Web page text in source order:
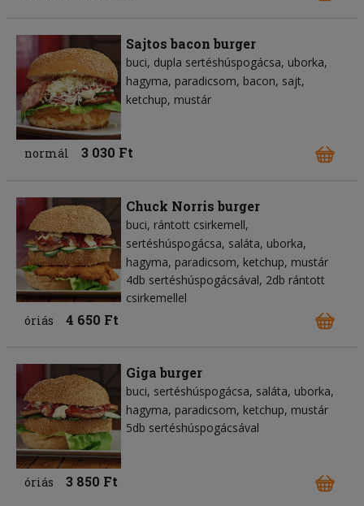
Sajtos bacon burger
buci dupla sertéshúspogácsa uborka
hagyma paradicsom bacon sajt
ketchup mustár
normál 3 030 Ft
Chuck Norris burger
buci rántott csirkemell
sertéshúspogácsa saláta uborka
hagyma paradicsom ketchup mustár
4db sertéshúspogácsával, 2db rántott
csirkemellel
óriás
4 650 Ft
Giga burger
buci sertéshúspogácsa saláta uborka
hagyma paradicsom ketchup mustár
5db sertéshúspogácsával
óriás 3 850 Ft